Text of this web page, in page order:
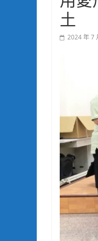
土
2024 年 7